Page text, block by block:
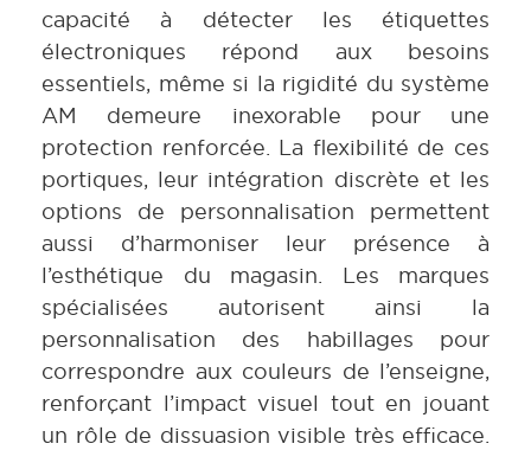
capacité à détecter les étiquettes
électroniques répond aux besoins
essentiels, même si la rigidité du système
AM demeure inexorable pour une
protection renforcée. La flexibilité de ces
portiques, leur intégration discrète et les
options de personnalisation permettent
aussi d’harmoniser leur présence à
l’esthétique du magasin. Les marques
spécialisées autorisent ainsi la
personnalisation des habillages pour
correspondre aux couleurs de l’enseigne,
renforçant l’impact visuel tout en jouant
un rôle de dissuasion visible très efficace.